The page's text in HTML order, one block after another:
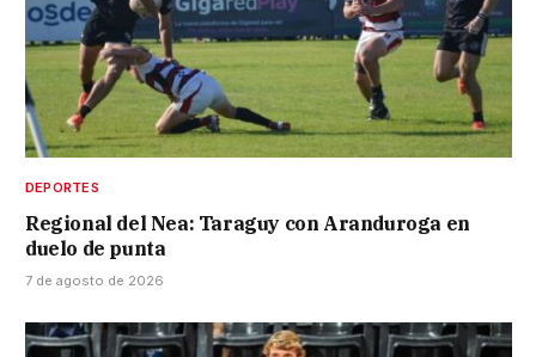
DEPORTES
Regional del Nea: Taraguy con Aranduroga en
duelo de punta
7 de agosto de 2026